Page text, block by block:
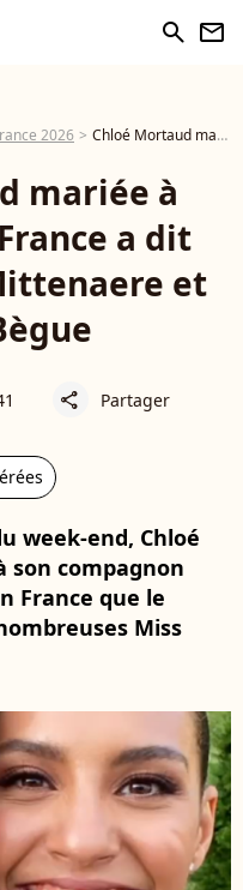
search newsletter
2026 Chloé Mortaud mariée à Dean : la Miss France a dit oui face à Iris Mittenaere et Valérie Bègue
mariée à
a dit
et
share Partager
week-end, Chloé
compagnon
France que le
Miss